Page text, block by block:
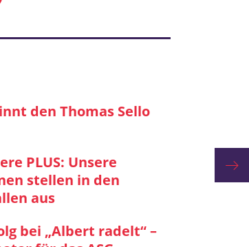
den Thomas Sello
PLUS: Unsere
stellen in den
aus
bei „Albert radelt“ –